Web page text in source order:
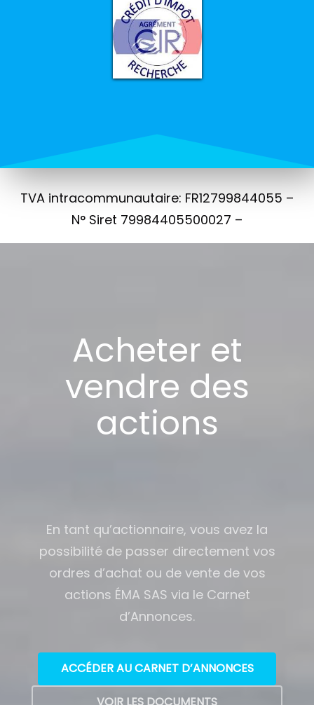
TVA intracommunautaire: FR12799844055 –
N° Siret 79984405500027 –
Acheter et
vendre des
actions
En tant qu’actionnaire, vous avez la
possibilité de passer directement vos
ordres d’achat ou de vente de vos
actions ÉMA SAS via le Carnet
d’Annonces.
ACCÉDER AU CARNET D’ANNONCES